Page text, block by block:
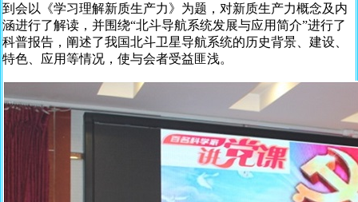
到会以《学习理解新质生产力》为题，对新质生产力概念及内
涵进行了解读，并围绕“北斗导航系统发展与应用简介”进行了
科普报告，阐述了我国北斗卫星导航系统的历史背景、建设、
特色、应用等情况，使与会者受益匪浅。